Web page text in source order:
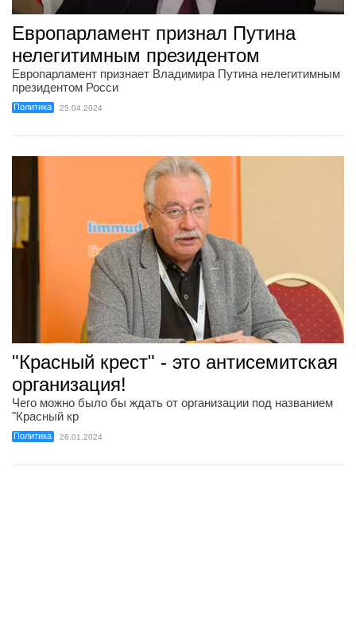
Европарламент признал Путина
нелегитимным президентом
Европарламент признает Владимира Путина нелегитимным
президентом Росси
Политика 25.04.2024
"Красный крест" - это антисемитская
организация!
Чего можно было бы ждать от организации под названием
"Красный кр
Политика 26.01.2024